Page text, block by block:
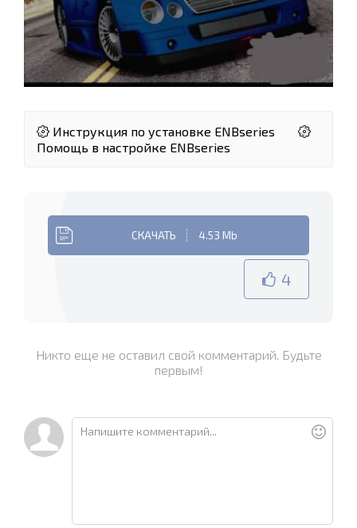
Инструкция по установке ENBseries
Помощь в настройке ENBseries
СКАЧАТЬ 4.53 Mb
4
Никто еще не оставил свой комментарий. Будьте
первым!